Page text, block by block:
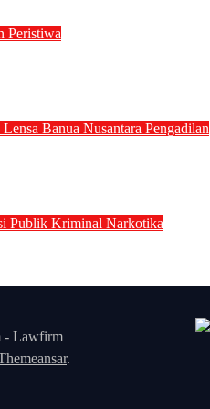
Peristiwa
Lensa Banua Nusantara Pengadilan
Publik Kriminal Narkotika
- Lawfirm
.